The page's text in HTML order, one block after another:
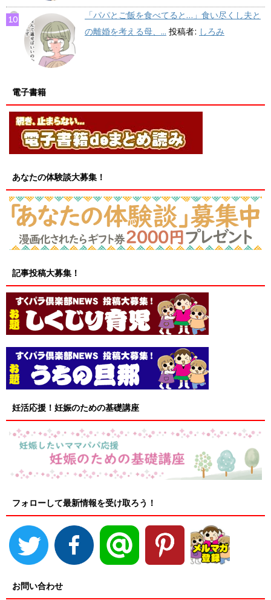
「パパとご飯を食べてると…」食い尽くし夫と
の離婚を考える母、... 投稿者: しろみ
電子書籍
あなたの体験談大募集！
記事投稿大募集！
妊活応援！妊娠のための基礎講座
フォローして最新情報を受け取ろう！
お問い合わせ